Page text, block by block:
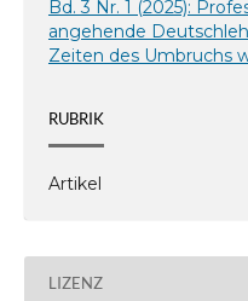
Bd. 3 Nr. 1 (2025):
angehende
Zeiten des Umbruchs
RUBRIK
Artikel
LIZENZ